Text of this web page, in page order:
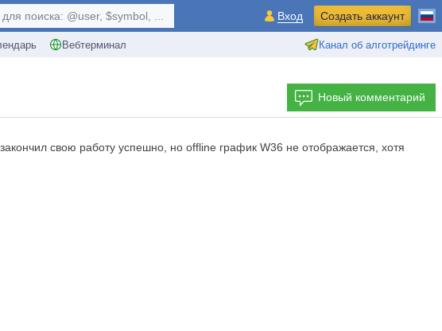
Вебтерминал Канал об алготрейдинге
для поиска: @user, $symbol, ... Вход Создать аккаунт
Новый комментарий
свою работу успешно, но offline график W36 не отображается, хотя